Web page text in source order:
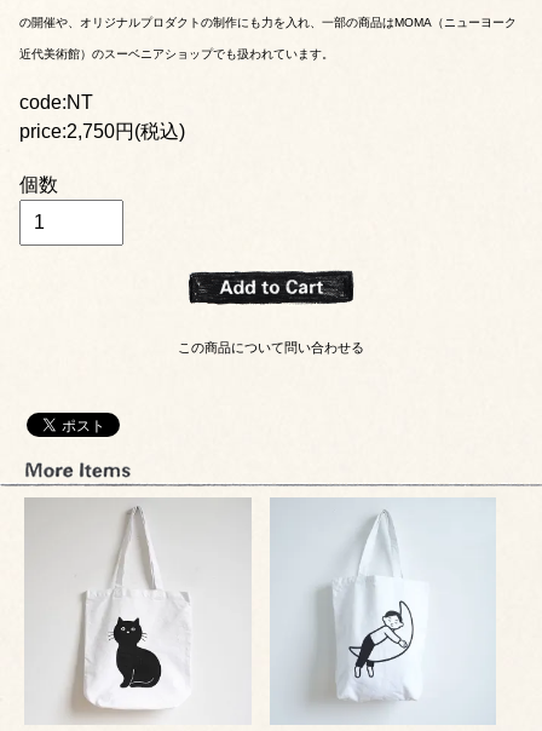
の開催や、オリジナルプロダクトの制作にも力を入れ、一部の商品はMOMA（ニューヨーク
近代美術館）のスーベニアショップでも扱われています。
code:NT
price:2,750円(税込)
個数
この商品について問い合わせる